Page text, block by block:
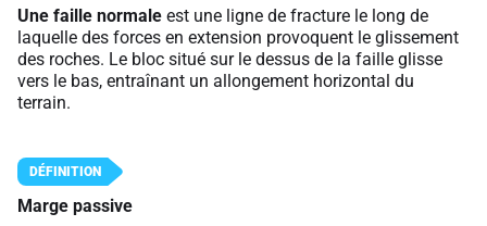
Une faille normale est une ligne de fracture le long de
laquelle des forces en extension provoquent le glissement
des roches. Le bloc situé sur le dessus de la faille glisse
vers le bas, entraînant un allongement horizontal du
terrain.
Marge passive